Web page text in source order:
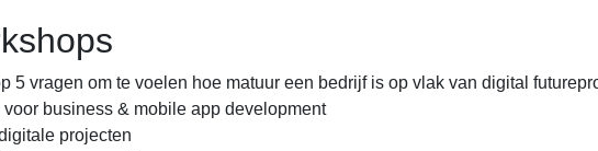
5 vragen om te voelen hoe matuur een bedrijf is op vlak van digital
business & mobile app development
projecten